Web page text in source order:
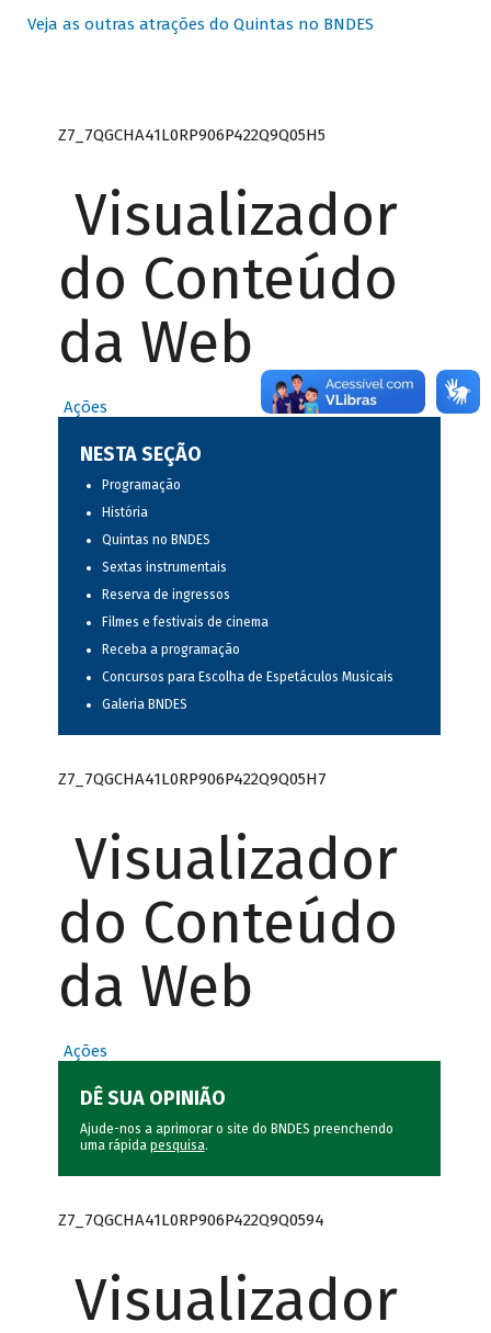
Veja as outras atrações do Quintas no BNDES
Z7_7QGCHA41L0RP906P422Q9Q05H5
Visualizador
do Conteúdo
da Web
Ações
NESTA SEÇÃO
Programação
História
Quintas no BNDES
Sextas instrumentais
Reserva de ingressos
Filmes e festivais de cinema
Receba a programação
Concursos para Escolha de Espetáculos Musicais
Galeria BNDES
Z7_7QGCHA41L0RP906P422Q9Q05H7
Visualizador
do Conteúdo
da Web
Ações
DÊ SUA OPINIÃO
Ajude-nos a aprimorar o site do BNDES preenchendo
uma rápida pesquisa.
Z7_7QGCHA41L0RP906P422Q9Q0594
Visualizador